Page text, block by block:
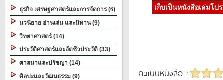
ธุรกิจ เศรษฐศาสตร์และการจัดการ (6)
นวนิยาย อ่านเล่น และนิทาน (9)
วิทยาศาสตร์ (14)
ประวัติศาสตร์และอัตชีวประวัติ (33)
ศาสนาและปรัชญา (14)
ศิลปะและวัฒนธรรม (9)
เก็บเป็นหนังสือเล่มโป
คะแนนหนังสือ :